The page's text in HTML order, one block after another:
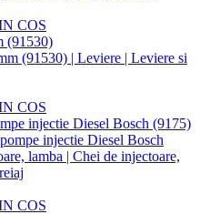
COS
(91530)
COS
injectie Diesel Bosch (9175)
COS